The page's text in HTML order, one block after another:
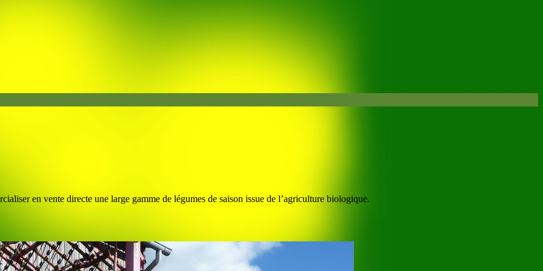
en vente directe une large gamme de légumes de saison issue de l’agriculture biologique.